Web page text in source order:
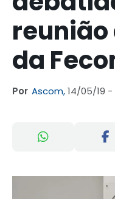
da
Por Ascom,14/05/19 -